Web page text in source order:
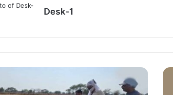
Desk-1